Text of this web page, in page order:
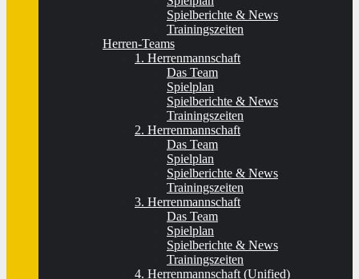
Spielberichte & News
Trainingszeiten
Herren-Teams
1. Herrenmannschaft
Das Team
Spielplan
Spielberichte & News
Trainingszeiten
2. Herrenmannschaft
Das Team
Spielplan
Spielberichte & News
Trainingszeiten
3. Herrenmannschaft
Das Team
Spielplan
Spielberichte & News
Trainingszeiten
4. Herrenmannschaft (Unified)